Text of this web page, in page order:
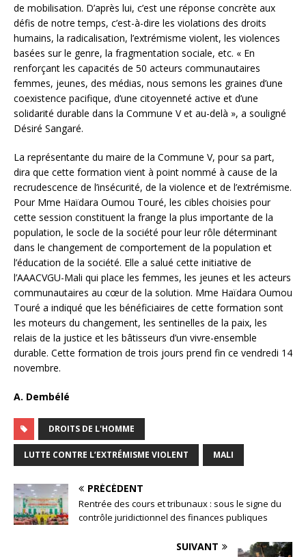
de mobilisation. D’après lui, c’est une réponse concrète aux
défis de notre temps, c’est-à-dire les violations des droits
humains, la radicalisation, l’extrémisme violent, les violences
basées sur le genre, la fragmentation sociale, etc. « En
renforçant les capacités de 50 acteurs communautaires
femmes, jeunes, des médias, nous semons les graines d’une
coexistence pacifique, d’une citoyenneté active et d’une
solidarité durable dans la Commune V et au-delà », a souligné
Désiré Sangaré.
La représentante du maire de la Commune V, pour sa part,
dira que cette formation vient à point nommé à cause de la
recrudescence de l’insécurité, de la violence et de l’extrémisme.
Pour Mme Haïdara Oumou Touré, les cibles choisies pour
cette session constituent la frange la plus importante de la
population, le socle de la société pour leur rôle déterminant
dans le changement de comportement de la population et
l’éducation de la société. Elle a salué cette initiative de
l’AAACVGU-Mali qui place les femmes, les jeunes et les acteurs
communautaires au cœur de la solution. Mme Haïdara Oumou
Touré a indiqué que les bénéficiaires de cette formation sont
les moteurs du changement, les sentinelles de la paix, les
relais de la justice et les bâtisseurs d’un vivre-ensemble
durable. Cette formation de trois jours prend fin ce vendredi 14
novembre.
A. Dembélé
DROITS DE L'HOMME
LUTTE CONTRE L’EXTRÉMISME VIOLENT MALI
PRÉCÉDENT
Rentrée des cours et tribunaux : sous le signe du
contrôle juridictionnel des finances publiques
SUIVANT